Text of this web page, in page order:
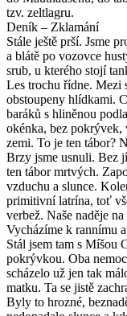
tzv. zeltlagru.
Deník – Zklamání
Stále ještě prší. Jsme
a blátě po vozovce
srub, u kterého stojí
Les trochu řídne. Mezi
obstoupeny hlídkami.
baráků s hliněnou
okénka, bez pokrývek,
zemi. To je ten tábor?
Brzy jsme usnuli. Bez
ten tábor mrtvých.
vzduchu a slunce.
primitivní latrína, toť
verbež. Naše naděje
Vycházíme k rannímu
Stál jsem tam s Míšou
pokrývkou. Oba
scházelo už jen tak
matku. Ta se jistě
Byly to hrozné,